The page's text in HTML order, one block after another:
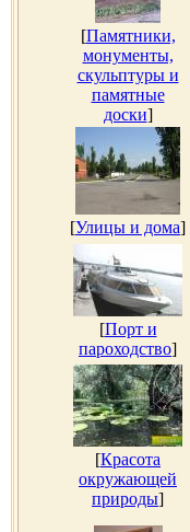
[Памятники,
монументы,
скульптуры и
памятные
доски]
[Улицы и дома]
[Порт и
пароходство]
[Красота
окружающей
природы]